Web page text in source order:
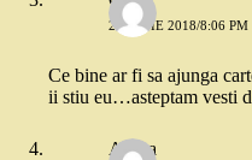
27 IUNIE 2018/8:06 PM
Ce bine ar fi sa ajunga
ii stiu eu…asteptam vesti
Andra